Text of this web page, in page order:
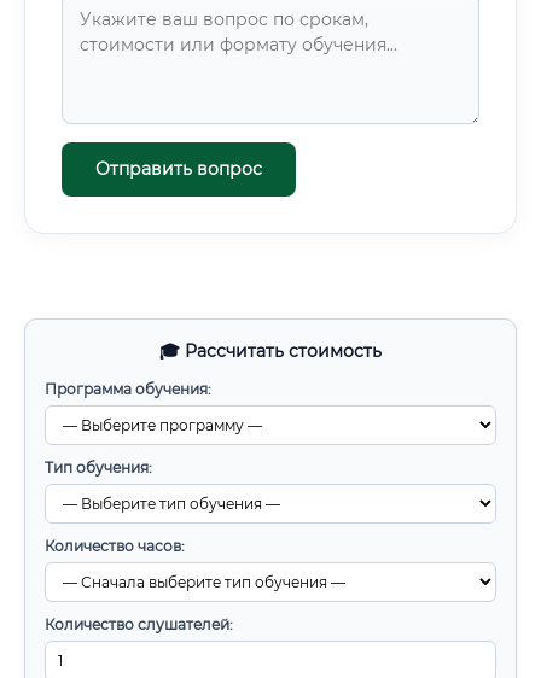
🎓 Рассчитать стоимость
Программа обучения:
Тип обучения:
Количество часов:
Количество слушателей:
Отправить вопрос